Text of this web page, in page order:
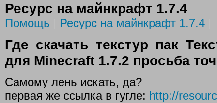
Ресурс на майнкрафт 1.7.4
Помощь Ресурс на майнкрафт 1.7.4
Где скачать текстур пак
для Minecraft 1.7.2 просьба
Самому лень искать, да?
первая же ссылка в гугле: http://